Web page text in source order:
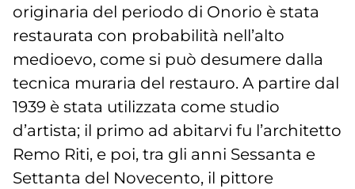
originaria del periodo di Onorio è stata
restaurata con probabilità nell’alto
medioevo, come si può desumere dalla
tecnica muraria del restauro. A partire dal
1939 è stata utilizzata come studio
d’artista; il primo ad abitarvi fu l’architetto
Remo Riti, e poi, tra gli anni Sessanta e
Settanta del Novecento, il pittore